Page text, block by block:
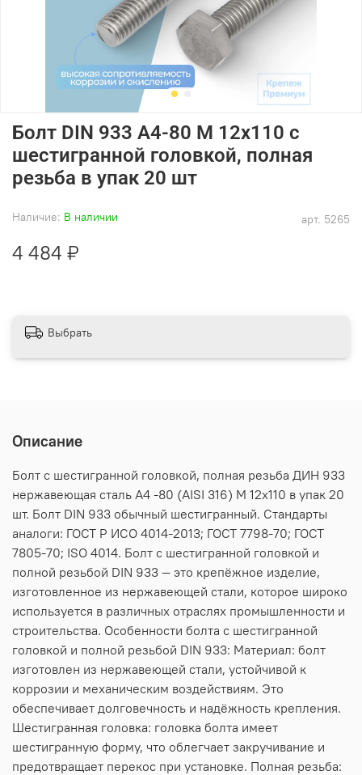
арт. 5265
Наличие: В наличии
Болт DIN 933 А4-80 M 12х110 с
шестигранной головкой, полная
резьба в упак 20 шт
4 484 ₽
Выбрать
Описание
Болт с шестигранной головкой, полная резьба ДИН 933
нержавеющая сталь А4 -80 (AISI 316) M 12х110 в упак 20
шт. Болт DIN 933 обычный шестигранный. Стандарты
аналоги: ГОСТ Р ИСО 4014-2013; ГОСТ 7798-70; ГОСТ
7805-70; ISO 4014. Болт с шестигранной головкой и
полной резьбой DIN 933 — это крепёжное изделие,
изготовленное из нержавеющей стали, которое широко
используется в различных отраслях промышленности и
строительства. Особенности болта с шестигранной
головкой и полной резьбой DIN 933: Материал: болт
изготовлен из нержавеющей стали, устойчивой к
коррозии и механическим воздействиям. Это
обеспечивает долговечность и надёжность крепления.
Шестигранная головка: головка болта имеет
шестигранную форму, что облегчает закручивание и
предотвращает перекос при установке. Полная резьба: